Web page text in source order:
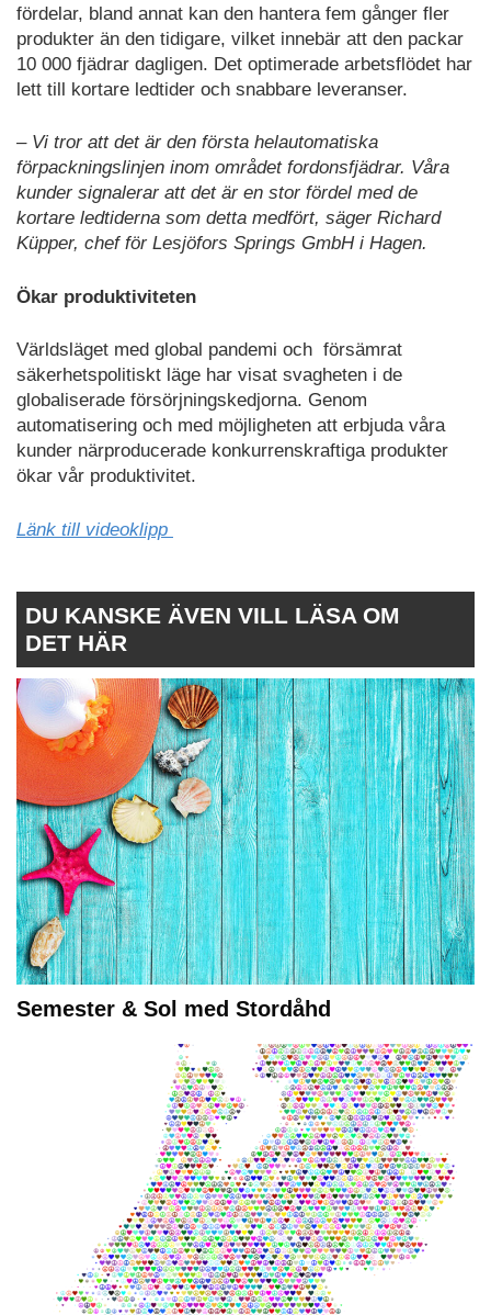
fördelar, bland annat kan den hantera fem gånger fler
produkter än den tidigare, vilket innebär att den packar
10 000 fjädrar dagligen. Det optimerade arbetsflödet har
lett till kortare ledtider och snabbare leveranser.
– Vi tror att det är den första helautomatiska
förpackningslinjen inom området fordonsfjädrar. Våra
kunder signalerar att det är en stor fördel med de
kortare ledtiderna som detta medfört, säger Richard
Küpper, chef för Lesjöfors Springs GmbH i Hagen.
Ökar produktiviteten
Världsläget med global pandemi och försämrat
säkerhetspolitiskt läge har visat svagheten i de
globaliserade försörjningskedjorna. Genom
automatisering och med möjligheten att erbjuda våra
kunder närproducerade konkurrenskraftiga produkter
ökar vår produktivitet.
Länk till videoklipp
DU KANSKE ÄVEN VILL LÄSA OM
DET HÄR
Semester & Sol med Stordåhd